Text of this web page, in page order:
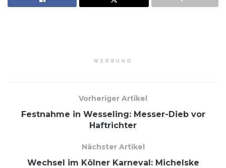
WERBUNG
Vorheriger Artikel
Festnahme in Wesseling: Messer-Dieb vor
Haftrichter
Nächster Artikel
Wechsel im Kölner Karneval: Michelske